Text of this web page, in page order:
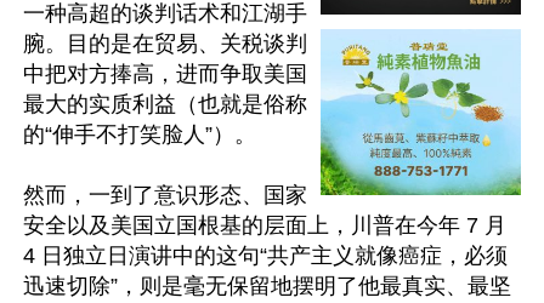
一种高超的谈判话术和江湖手
腕。目的是在贸易、关税谈判
中把对方捧高，进而争取美国
最大的实质利益（也就是俗称
的“伸手不打笑脸人”）。
然而，一到了意识形态、国家
安全以及美国立国根基的层面上，川普在今年 7 月
4 日独立日演讲中的这句“共产主义就像癌症，必须
迅速切除”，则是毫无保留地摆明了他最真实、最坚